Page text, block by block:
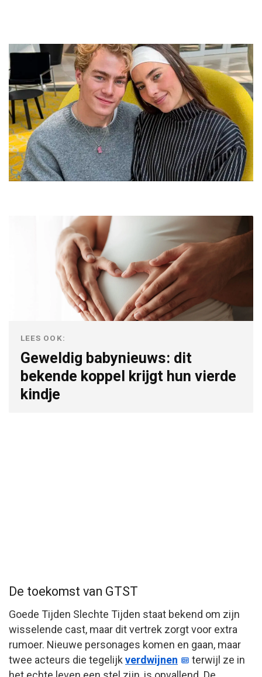
LEES OOK:
Geweldig babynieuws: dit
bekende koppel krijgt hun vierde
kindje
De toekomst van GTST
Goede Tijden Slechte Tijden staat bekend om zijn
wisselende cast, maar dit vertrek zorgt voor extra
rumoer. Nieuwe personages komen en gaan, maar
twee acteurs die tegelijkverdwijnen
terwijl ze in